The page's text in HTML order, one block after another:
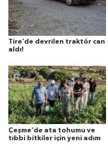
Tire’de devrilen traktör can
aldı!
Çeşme’de ata tohumu ve
tıbbi bitkiler için yeni adım